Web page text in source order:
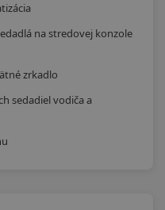
na stredovej konzole
zrkadlo
sedadiel vodiča a